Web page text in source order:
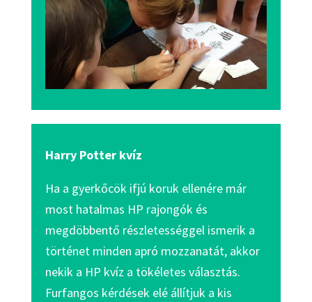
Harry Potter kvíz
Ha a gyerkőcök ifjú koruk ellenére már
most hatalmas HP rajongók és
megdöbbentő részletességgel ismerik a
történet minden apró mozzanatát, akkor
nekik a HP kvíz a tökéletes választás.
Furfangos kérdések elé állítjuk a kis